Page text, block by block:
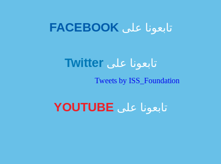
تابعونا على FACEBOOK
تابعونا علىTwitter
Tweets by ISS_Foundation
تابعونا على YOUTUBE